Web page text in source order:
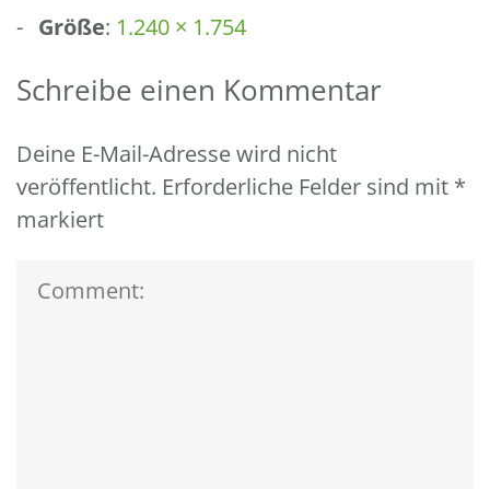
Größe: 1.240 × 1.754
Schreibe einen Kommentar
Deine E-Mail-Adresse wird nicht
veröffentlicht. Erforderliche Felder sind mit *
markiert